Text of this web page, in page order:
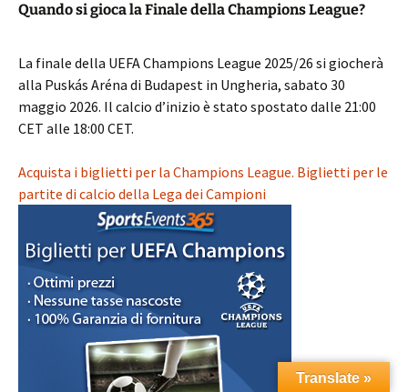
Quando si gioca la Finale della Champions League?
La finale della UEFA Champions League 2025/26 si giocherà
alla Puskás Aréna di Budapest in Ungheria, sabato 30
maggio 2026. Il calcio d’inizio è stato spostato dalle 21:00
CET alle 18:00 CET.
Acquista i biglietti per la Champions League. Biglietti per le
partite di calcio della Lega dei Campioni
Translate »